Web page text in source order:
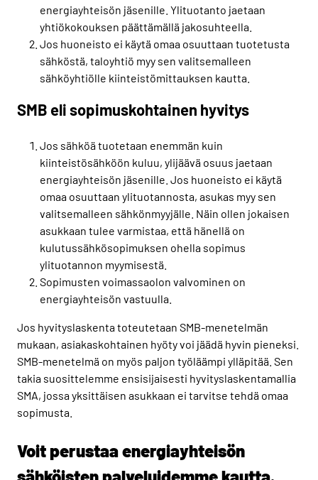
energiayhteisön jäsenille. Ylituotanto jaetaan
yhtiökokouksen päättämällä jakosuhteella.
Jos huoneisto ei käytä omaa osuuttaan tuotetusta
sähköstä, taloyhtiö myy sen valitsemalleen
sähköyhtiölle kiinteistömittauksen kautta.
SMB eli sopimuskohtainen hyvitys
Jos sähköä tuotetaan enemmän kuin
kiinteistösähköön kuluu, ylijäävä osuus jaetaan
energiayhteisön jäsenille. Jos huoneisto ei käytä
omaa osuuttaan ylituotannosta, asukas myy sen
valitsemalleen sähkönmyyjälle. Näin ollen jokaisen
asukkaan tulee varmistaa, että hänellä on
kulutussähkösopimuksen ohella sopimus
ylituotannon myymisestä.
Sopimusten voimassaolon valvominen on
energiayhteisön vastuulla.
Jos hyvityslaskenta toteutetaan SMB-menetelmän
mukaan, asiakaskohtainen hyöty voi jäädä hyvin pieneksi.
SMB-menetelmä on myös paljon työläämpi ylläpitää. Sen
takia suosittelemme ensisijaisesti hyvityslaskentamallia
SMA, jossa yksittäisen asukkaan ei tarvitse tehdä omaa
sopimusta.
Voit perustaa energiayhteisön
sähköisten palveluidemme kautta.